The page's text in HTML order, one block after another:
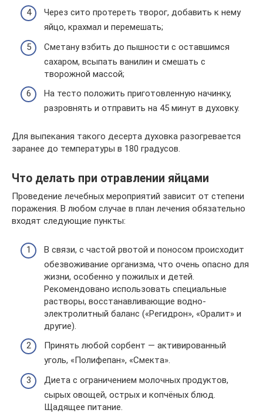
Через сито протереть творог, добавить к нему
яйцо, крахмал и перемешать;
Сметану взбить до пышности с оставшимся
сахаром, всыпать ванилин и смешать с
творожной массой;
На тесто положить приготовленную начинку,
разровнять и отправить на 45 минут в духовку.
Для выпекания такого десерта духовка разогревается
заранее до температуры в 180 градусов.
Что делать при отравлении яйцами
Проведение лечебных мероприятий зависит от степени
поражения. В любом случае в план лечения обязательно
входят следующие пункты:
В связи, с частой рвотой и поносом происходит
обезвоживание организма, что очень опасно для
жизни, особенно у пожилых и детей.
Рекомендовано использовать специальные
растворы, восстанавливающие водно-
электролитный баланс («Регидрон», «Оралит» и
другие).
Принять любой сорбент — активированный
уголь, «Полифепан», «Смекта».
Диета с ограничением молочных продуктов,
сырых овощей, острых и копчёных блюд.
Щадящее питание.